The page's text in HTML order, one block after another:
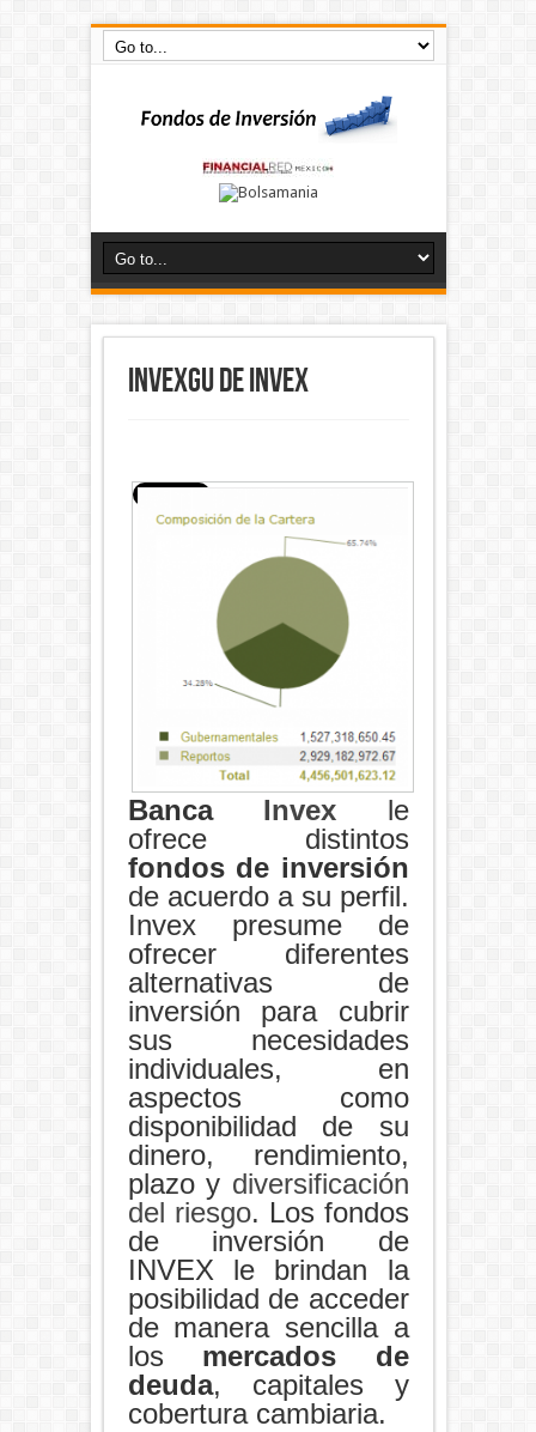
INVEXGU de Invex
Banca Invex
le
ofrece distintos
fondos de inversión
de acuerdo a su perfil.
Invex presume de
ofrecer diferentes
alternativas de
inversión para cubrir
sus necesidades
individuales, en
aspectos como
disponibilidad de su
dinero, rendimiento,
plazo y diversificación
del riesgo. Los fondos
de inversión de
INVEX le brindan la
posibilidad de acceder
de manera sencilla a
los mercados de
deuda, capitales y
cobertura cambiaria.